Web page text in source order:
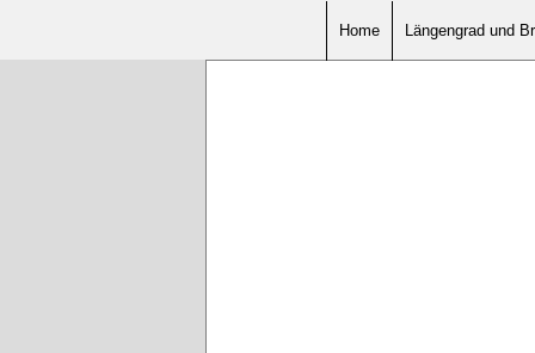
Home Längengrad und